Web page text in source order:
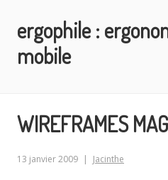
contenu
principal
ergophile :
mobile
WIREFRAMES
13 janvier 2009 Jacinthe